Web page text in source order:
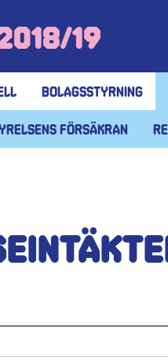
19
Bolagsstyrning
försäkran